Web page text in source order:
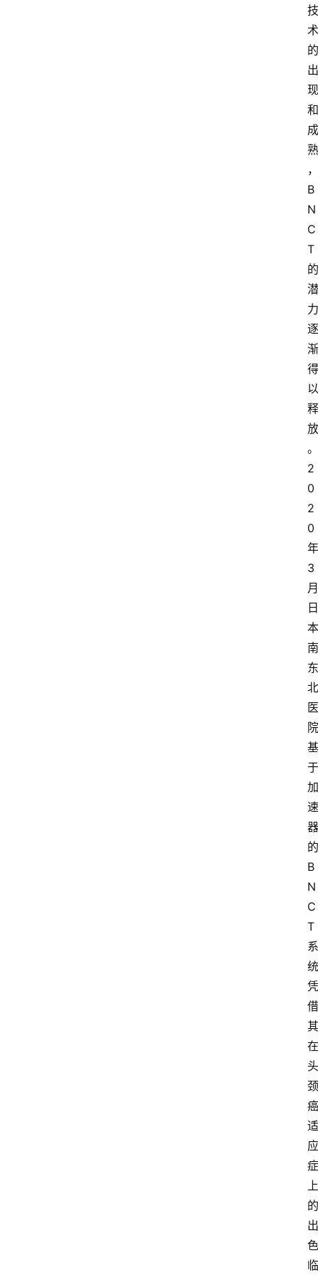
技
术
的
出
现
和
成
熟
，
B
N
C
T
的
潜
力
逐
渐
得
以
释
放
。
2
0
2
0
年
3
月
日
本
南
东
北
医
院
基
于
加
速
器
的
B
N
C
T
系
统
凭
借
其
在
头
颈
癌
适
应
症
上
的
出
色
临